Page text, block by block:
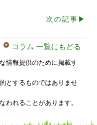
次の記事▶︎
コラム 一覧にもどる
情報提供のために掲載す
とするものではありませ
われることがあります。